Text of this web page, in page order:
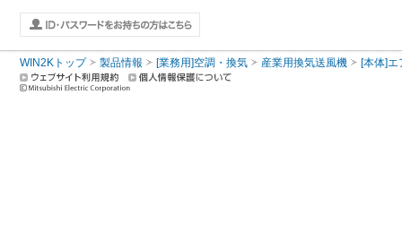
WIN2Kトップ 製品情報 [業務用]空調・換気 産業用換気送風機 [本体]エ